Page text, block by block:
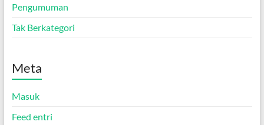
Pengumuman
Tak Berkategori
Meta
Masuk
Feed entri